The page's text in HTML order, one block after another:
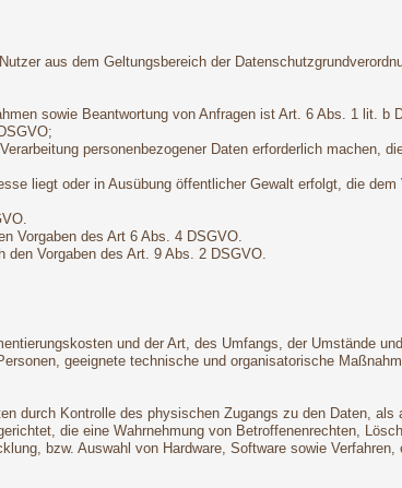
aus dem Geltungsbereich der
sowie Beantwortung von Anfragen ist Art. 6 Abs. 1 lit. b
personenbezogener Daten erforderlich machen,
liegt oder in Ausübung öffentlicher Gewalt erfolgt, die
Vorgaben des Art 6 Abs. 4 DSGVO.
den Vorgaben des Art. 9 Abs. 2 DSGVO.
und der Art, des Umfangs, der Umstände
geeignete technische und organisatorische
durch Kontrolle des physischen Zugangs zu den Daten,
die eine Wahrnehmung von Betroffenenrechten,
bzw. Auswahl von Hardware, Software sowie